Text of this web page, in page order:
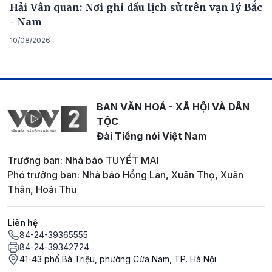
Hải Vân quan: Nơi ghi dấu lịch sử trên vạn lý Bắc
- Nam
10/08/2026
BAN VĂN HOÁ - XÃ HỘI VÀ DÂN
TỘC
Đài Tiếng nói Việt Nam
Trưởng ban: Nhà báo TUYẾT MAI
Phó trưởng ban: Nhà báo Hồng Lan, Xuân Thọ, Xuân
Thân, Hoài Thu
Liên hệ
84-24-39365555
84-24-39342724
41-43 phố Bà Triệu, phường Cửa Nam, TP. Hà Nội